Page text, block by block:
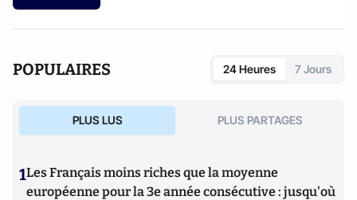
POPULAIRES 24 Heures 7 Jours
PLUS LUS PLUS PARTAGES
1Les Français moins riches que la moyenne
européenne pour la 3e année consécutive : jusqu'où